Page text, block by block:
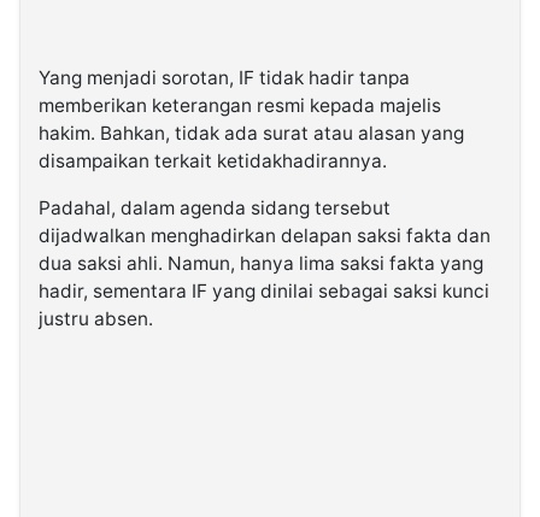
Yang menjadi sorotan, IF tidak hadir tanpa
memberikan keterangan resmi kepada majelis
hakim. Bahkan, tidak ada surat atau alasan yang
disampaikan terkait ketidakhadirannya.
Padahal, dalam agenda sidang tersebut
dijadwalkan menghadirkan delapan saksi fakta dan
dua saksi ahli. Namun, hanya lima saksi fakta yang
hadir, sementara IF yang dinilai sebagai saksi kunci
justru absen.